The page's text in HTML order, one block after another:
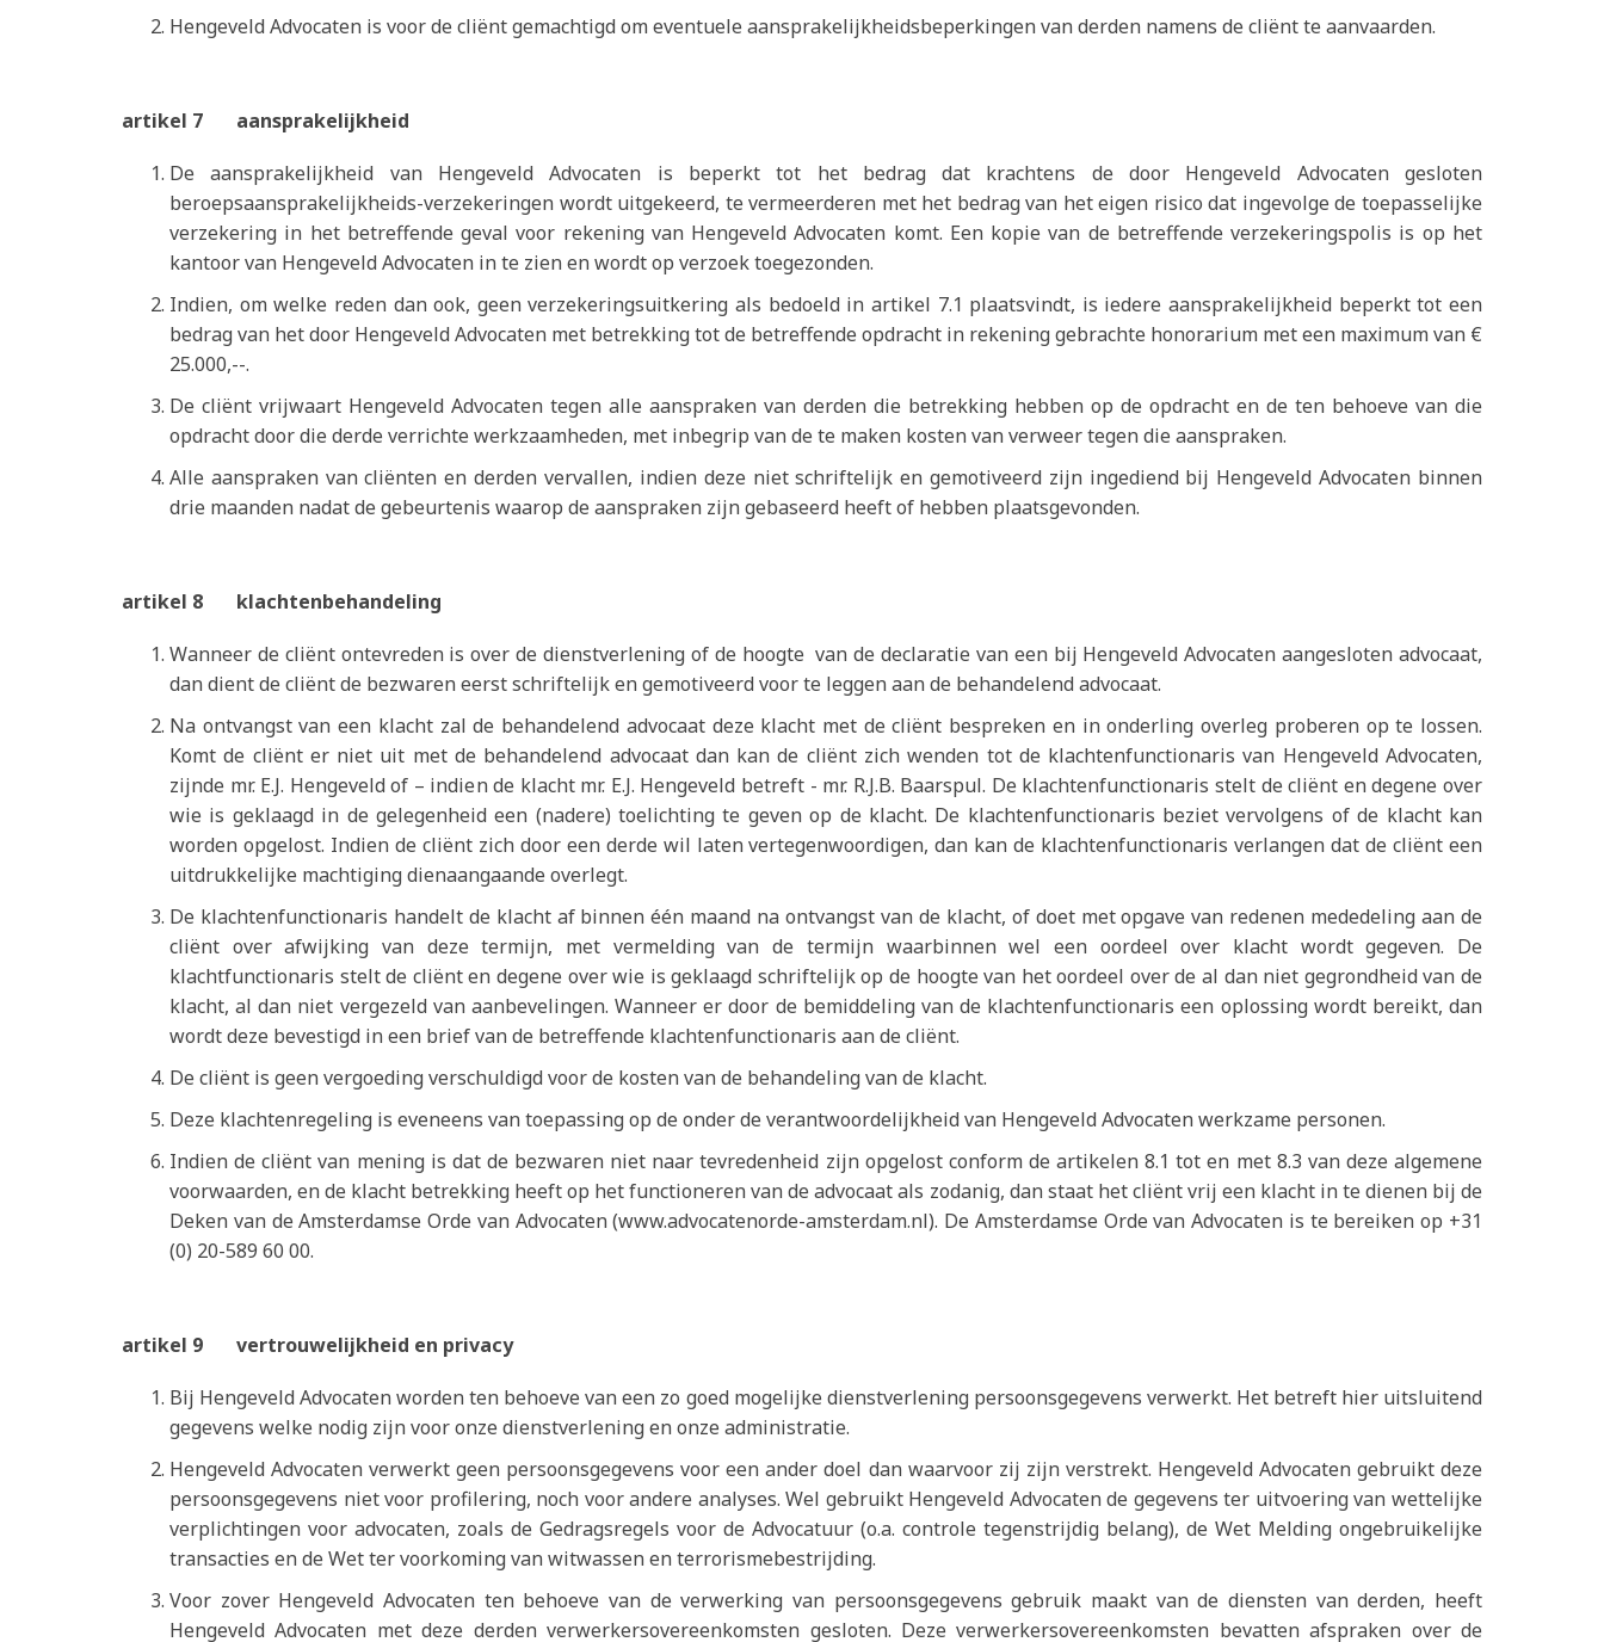
Hengeveld Advocaten is voor de cliënt gemachtigd om eventuele aansprakelijkheidsbeperkingen van derden namens de cliënt te aanvaarden.
artikel 7 aansprakelijkheid
De aansprakelijkheid van Hengeveld Advocaten is beperkt tot het bedrag dat krachtens de door Hengeveld Advocaten gesloten
beroepsaansprakelijkheids-verzekeringen wordt uitgekeerd, te vermeerderen met het bedrag van het eigen risico dat ingevolge de toepasselijke
verzekering in het betreffende geval voor rekening van Hengeveld Advocaten komt. Een kopie van de betreffende verzekeringspolis is op het
kantoor van Hengeveld Advocaten in te zien en wordt op verzoek toegezonden.
Indien, om welke reden dan ook, geen verzekeringsuitkering als bedoeld in artikel 7.1 plaatsvindt, is iedere aansprakelijkheid beperkt tot een
bedrag van het door Hengeveld Advocaten met betrekking tot de betreffende opdracht in rekening gebrachte honorarium met een maximum van €
25.000,--.
De cliënt vrijwaart Hengeveld Advocaten tegen alle aanspraken van derden die betrekking hebben op de opdracht en de ten behoeve van die
opdracht door die derde verrichte werkzaamheden, met inbegrip van de te maken kosten van verweer tegen die aanspraken.
Alle aanspraken van cliënten en derden vervallen, indien deze niet schriftelijk en gemotiveerd zijn ingediend bij Hengeveld Advocaten binnen
drie maanden nadat de gebeurtenis waarop de aanspraken zijn gebaseerd heeft of hebben plaatsgevonden.
artikel 8 klachtenbehandeling
Wanneer de cliënt ontevreden is over de dienstverlening of de hoogte van de declaratie van een bij Hengeveld Advocaten aangesloten advocaat,
dan dient de cliënt de bezwaren eerst schriftelijk en gemotiveerd voor te leggen aan de behandelend advocaat.
Na ontvangst van een klacht zal de behandelend advocaat deze klacht met de cliënt bespreken en in onderling overleg proberen op te lossen.
Komt de cliënt er niet uit met de behandelend advocaat dan kan de cliënt zich wenden tot de klachtenfunctionaris van Hengeveld Advocaten,
zijnde mr. E.J. Hengeveld of – indien de klacht mr. E.J. Hengeveld betreft - mr. R.J.B. Baarspul. De klachtenfunctionaris stelt de cliënt en degene over
wie is geklaagd in de gelegenheid een (nadere) toelichting te geven op de klacht. De klachtenfunctionaris beziet vervolgens of de klacht kan
worden opgelost. Indien de cliënt zich door een derde wil laten vertegenwoordigen, dan kan de klachtenfunctionaris verlangen dat de cliënt een
uitdrukkelijke machtiging dienaangaande overlegt.
De klachtenfunctionaris handelt de klacht af binnen één maand na ontvangst van de klacht, of doet met opgave van redenen mededeling aan de
cliënt over afwijking van deze termijn, met vermelding van de termijn waarbinnen wel een oordeel over klacht wordt gegeven. De
klachtfunctionaris stelt de cliënt en degene over wie is geklaagd schriftelijk op de hoogte van het oordeel over de al dan niet gegrondheid van de
klacht, al dan niet vergezeld van aanbevelingen. Wanneer er door de bemiddeling van de klachtenfunctionaris een oplossing wordt bereikt, dan
wordt deze bevestigd in een brief van de betreffende klachtenfunctionaris aan de cliënt.
De cliënt is geen vergoeding verschuldigd voor de kosten van de behandeling van de klacht.
Deze klachtenregeling is eveneens van toepassing op de onder de verantwoordelijkheid van Hengeveld Advocaten werkzame personen.
Indien de cliënt van mening is dat de bezwaren niet naar tevredenheid zijn opgelost conform de artikelen 8.1 tot en met 8.3 van deze algemene
voorwaarden, en de klacht betrekking heeft op het functioneren van de advocaat als zodanig, dan staat het cliënt vrij een klacht in te dienen bij de
Deken van de Amsterdamse Orde van Advocaten (www.advocatenorde-amsterdam.nl). De Amsterdamse Orde van Advocaten is te bereiken op +31
(0) 20-589 60 00.
artikel 9 vertrouwelijkheid en privacy
Bij Hengeveld Advocaten worden ten behoeve van een zo goed mogelijke dienstverlening persoonsgegevens verwerkt. Het betreft hier uitsluitend
gegevens welke nodig zijn voor onze dienstverlening en onze administratie.
Hengeveld Advocaten verwerkt geen persoonsgegevens voor een ander doel dan waarvoor zij zijn verstrekt. Hengeveld Advocaten gebruikt deze
persoonsgegevens niet voor profilering, noch voor andere analyses. Wel gebruikt Hengeveld Advocaten de gegevens ter uitvoering van wettelijke
verplichtingen voor advocaten, zoals de Gedragsregels voor de Advocatuur (o.a. controle tegenstrijdig belang), de Wet Melding ongebruikelijke
transacties en de Wet ter voorkoming van witwassen en terrorismebestrijding.
Voor zover Hengeveld Advocaten ten behoeve van de verwerking van persoonsgegevens gebruik maakt van de diensten van derden, heeft
Hengeveld Advocaten met deze derden verwerkersovereenkomsten gesloten. Deze verwerkersovereenkomsten bevatten afspraken over de